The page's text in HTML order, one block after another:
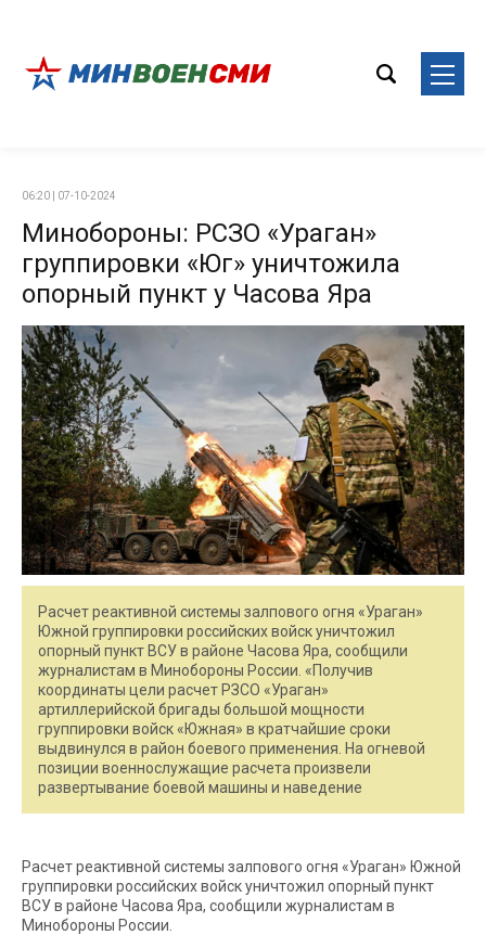
06:20 | 07-10-2024
Минобороны: РСЗО «Ураган»
группировки «Юг» уничтожила
опорный пункт у Часова Яра
Расчет реактивной системы залпового огня «Ураган»
Южной группировки российских войск уничтожил
опорный пункт ВСУ в районе Часова Яра, сообщили
журналистам в Минобороны России. «Получив
координаты цели расчет РЗСО «Ураган»
артиллерийской бригады большой мощности
группировки войск «Южная» в кратчайшие сроки
выдвинулся в район боевого применения. На огневой
позиции военнослужащие расчета произвели
развертывание боевой машины и наведение
Расчет реактивной системы залпового огня «Ураган» Южной
группировки российских войск уничтожил опорный пункт
ВСУ в районе Часова Яра, сообщили журналистам в
Минобороны России.